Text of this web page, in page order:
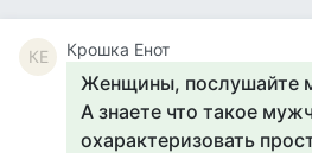
КЕ Крошка Енот
Женщины, послушайте
А знаете что такое
охарактеризовать